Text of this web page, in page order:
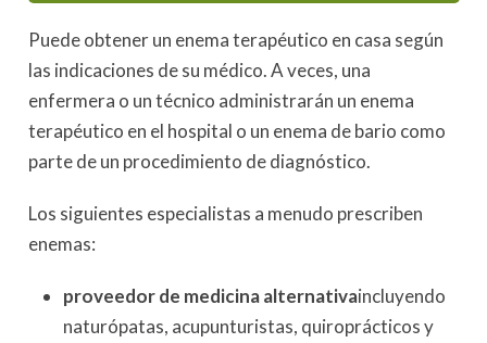
Puede obtener un enema terapéutico en casa según
las indicaciones de su médico. A veces, una
enfermera o un técnico administrarán un enema
terapéutico en el hospital o un enema de bario como
parte de un procedimiento de diagnóstico.
Los siguientes especialistas a menudo prescriben
enemas:
proveedor de medicina alternativaincluyendo
naturópatas, acupunturistas, quiroprácticos y